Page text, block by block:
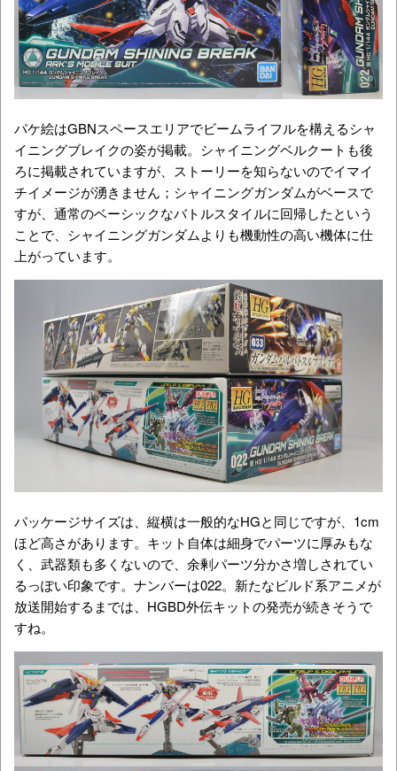
パケ絵はGBNスペースエリアでビームライフルを構えるシャ
イニングブレイクの姿が掲載。シャイニングベルクートも後
ろに掲載されていますが、ストーリーを知らないのでイマイ
チイメージが湧きません；シャイニングガンダムがベースで
すが、通常のベーシックなバトルスタイルに回帰したという
ことで、シャイニングガンダムよりも機動性の高い機体に仕
上がっています。
パッケージサイズは、縦横は一般的なHGと同じですが、1cm
ほど高さがあります。キット自体は細身でパーツに厚みもな
く、武器類も多くないので、余剰パーツ分かさ増しされてい
るっぽい印象です。ナンバーは022。新たなビルド系アニメが
放送開始するまでは、HGBD外伝キットの発売が続きそうで
すね。